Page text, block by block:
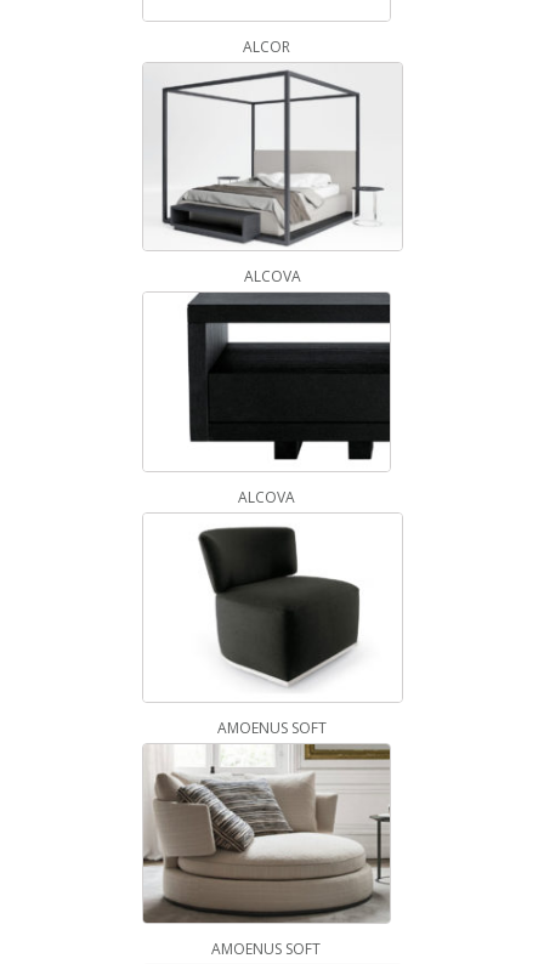
ALCOR
ALCOVA
ALCOVA
AMOENUS SOFT
AMOENUS SOFT